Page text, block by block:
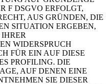
F DSGVO ERFOLGT,
AUS GRÜNDEN, DIE
SITUATION ERGEBEN,
WIDERSPRUCH
FÜR EIN AUF DIESE
PROFILING. DIE
AUF DENEN EINE
SIE DIESER